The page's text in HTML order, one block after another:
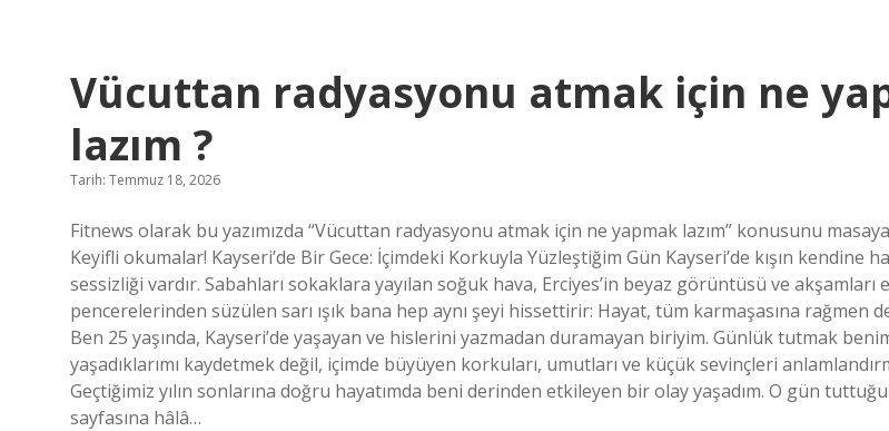
Vücuttan radyasyonu atmak için ne
lazım ?
Tarih: Temmuz 18, 2026
Fitnews olarak bu yazımızda “Vücuttan radyasyonu atmak için ne yapmak lazım” konusunu
Keyifli okumalar! Kayseri’de Bir Gece: İçimdeki Korkuyla Yüzleştiğim Gün Kayseri’de kışın kendine
sessizliği vardır. Sabahları sokaklara yayılan soğuk hava, Erciyes’in beyaz görüntüsü ve akşamları
pencerelerinden süzülen sarı ışık bana hep aynı şeyi hissettirir: Hayat, tüm karmaşasına rağmen
Ben 25 yaşında, Kayseri’de yaşayan ve hislerini yazmadan duramayan biriyim. Günlük tutmak
yaşadıklarımı kaydetmek değil, içimde büyüyen korkuları, umutları ve küçük sevinçleri
Geçtiğimiz yılın sonlarına doğru hayatımda beni derinden etkileyen bir olay yaşadım. O gün
sayfasına hâlâ…